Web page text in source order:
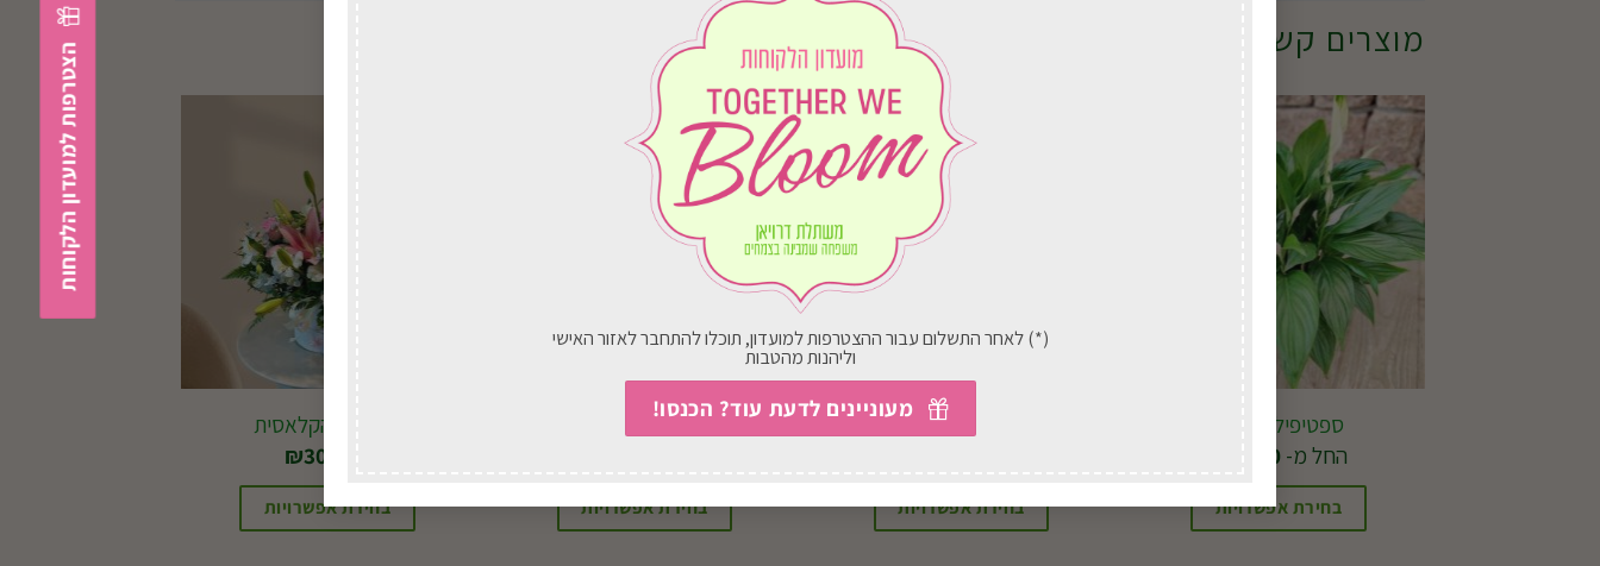
(*) לאחר התשלום עבור ההצטרפות למועדון, תוכלו להתחבר לאזור האישי
וליהנות מהטבות
מעוניינים לדעת עוד? הכנסו!
מוצרים קשורים
ספטיפיליום ננסי
החל מ-41.00
בחירת אפשרויות
זר טיפיקאלי
בחירת אפשרויות
בת שבע לב כולל כלי קרמיקה
בחירת אפשרויות
הקופסה הקלאסית
₪304.00
בחירת אפשרויות
הצטרפות למועדון הלקוחות